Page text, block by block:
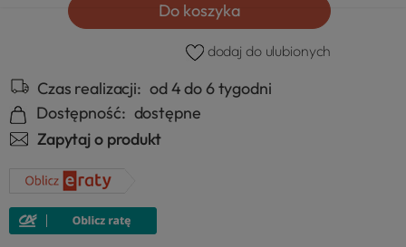
Do koszyka
dodaj do ulubionych
Czas realizacji: od 4 do 6 tygodni
Dostępność: dostępne
Zapytaj o produkt